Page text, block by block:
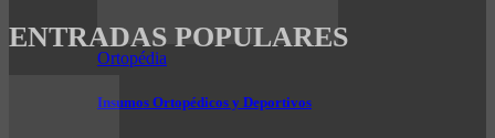
Ortopédia
Insumos Ortopédicos y Deportivos
ENTRADAS POPULARES